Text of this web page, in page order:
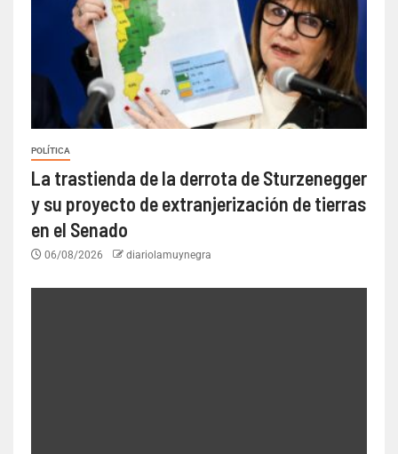
POLÍTICA
La trastienda de la derrota de Sturzenegger
y su proyecto de extranjerización de tierras
en el Senado
06/08/2026 diariolamuynegra